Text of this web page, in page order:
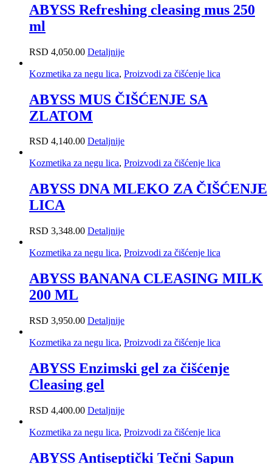
Jantar šećerna pasta
Kozmetika za negu kose
Kozmetika za negu lica
Некатегоризовано
Kozmetika za negu stopala
Oznake proizvoda
NAJPRODAVANIJI PROIZVODI MESECA
ABYSS Refreshing cleasing mus 250
ml
RSD 4,050.00 Detaljnije
Kozmetika za negu lica, Proizvodi za čišćenje lica
ABYSS MUS ČIŠĆENJE SA
ZLATOM
RSD 4,140.00 Detaljnije
Kozmetika za negu lica, Proizvodi za čišćenje lica
ABYSS DNA MLEKO ZA ČIŠĆENJE
LICA
RSD 3,348.00 Detaljnije
Kozmetika za negu lica, Proizvodi za čišćenje lica
ABYSS BANANA CLEASING MILK
200 ML
RSD 3,950.00 Detaljnije
Kozmetika za negu lica, Proizvodi za čišćenje lica
ABYSS Enzimski gel za čišćenje
Cleasing gel
RSD 4,400.00 Detaljnije
Kozmetika za negu lica, Proizvodi za čišćenje lica
ABYSS Antiseptički Tečni Sapun